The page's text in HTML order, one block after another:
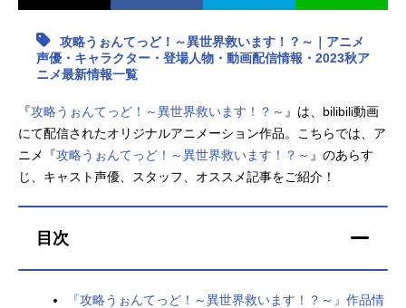
最新記事一覧
アニメ映画一覧 実写化映画一覧
今期アニメ曜日別一覧
春アニメ 夏アニメ
秋アニメ
攻略うぉんてっど！～異世界救います！？～｜アニメ
声優・キャラクター・登場人物・動画配信情報・2023秋ア
ニメ最新情報一覧
『攻略うぉんてっど！～異世界救います！？～ 』は、bilibili動画
にて配信されたオリジナルアニメーション作品。こちらでは、ア
ニメ『攻略うぉんてっど！～異世界救います！？～ 』のあらす
じ、キャスト声優、スタッフ、オススメ記事をご紹介！
目次
『攻略うぉんてっど！～異世界救います！？～』作品情